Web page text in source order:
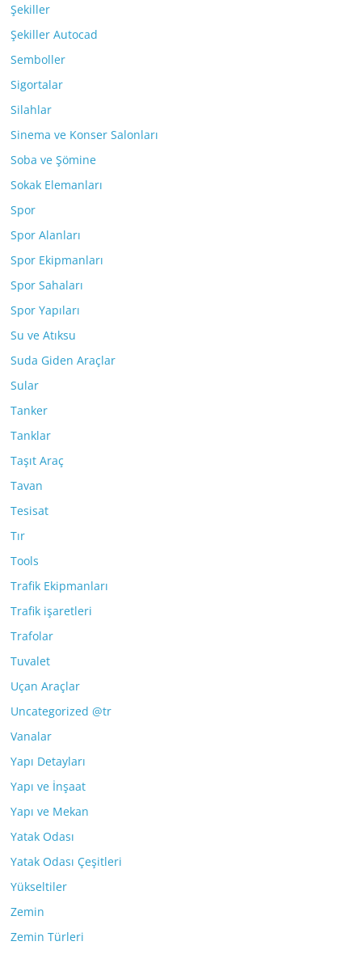
Şekiller
Şekiller Autocad
Semboller
Sigortalar
Silahlar
Sinema ve Konser Salonları
Soba ve Şömine
Sokak Elemanları
Spor
Spor Alanları
Spor Ekipmanları
Spor Sahaları
Spor Yapıları
Su ve Atıksu
Suda Giden Araçlar
Sular
Tanker
Tanklar
Taşıt Araç
Tavan
Tesisat
Tır
Tools
Trafik Ekipmanları
Trafik işaretleri
Trafolar
Tuvalet
Uçan Araçlar
Uncategorized @tr
Vanalar
Yapı Detayları
Yapı ve İnşaat
Yapı ve Mekan
Yatak Odası
Yatak Odası Çeşitleri
Yükseltiler
Zemin
Zemin Türleri